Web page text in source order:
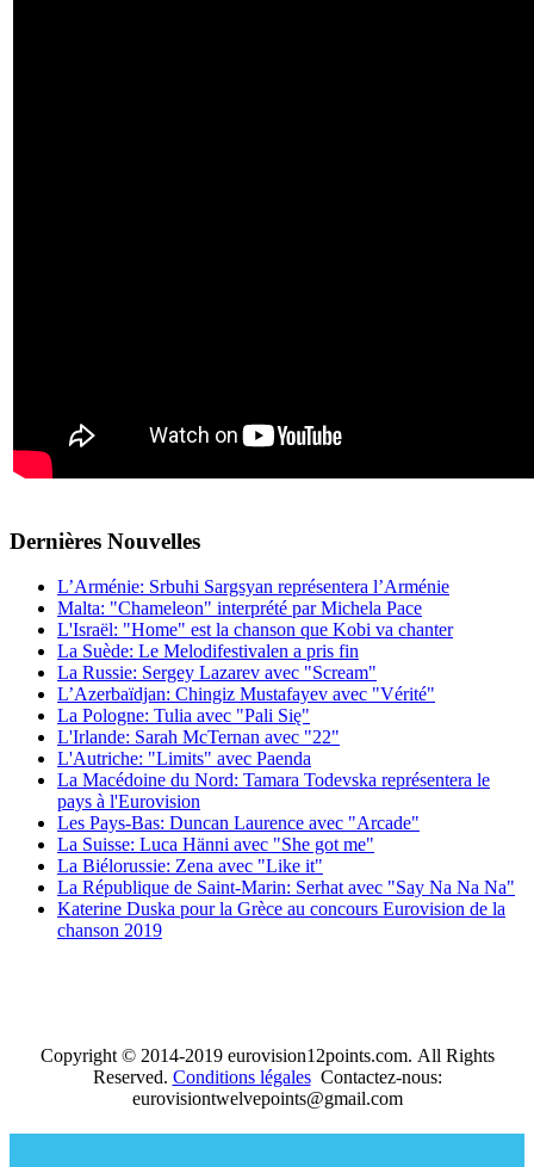
Dernières Νouvelles
L’Arménie: Srbuhi Sargsyan représentera l’Arménie
Malta: "Chameleon" interprété par Michela Pace
L'Israël: "Home" est la chanson que Kobi va chanter
La Suède: Le Melodifestivalen a pris fin
La Russie: Sergey Lazarev avec "Scream"
L’Azerbaïdjan: Chingiz Mustafayev avec "Vérité"
La Pologne: Tulia avec "Pali Się"
L'Irlande: Sarah McTernan avec "22"
L'Autriche: "Limits" avec Paenda
La Macédoine du Nord: Tamara Todevska représentera le
pays à l'Eurovision
Les Pays-Bas: Duncan Laurence avec "Arcade"
La Suisse: Luca Hänni avec "She got me"
La Biélorussie: Zena avec "Like it"
La République de Saint-Marin: Serhat avec "Say Na Na Na"
Katerine Duska pour la Grèce au concours Eurovision de la
chanson 2019
Copyright © 2014-2019 eurovision12points.com. All Rights
Reserved. Conditions légalesContactez-nous:
eurovisiontwelvepoints@gmail.com